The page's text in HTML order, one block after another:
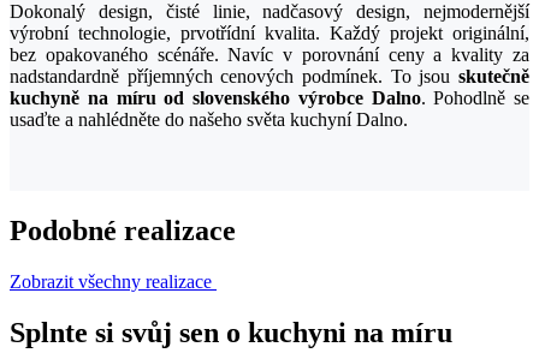
Dokonalý design, čisté linie, nadčasový design, nejmodernější
výrobní technologie, prvotřídní kvalita. Každý projekt originální,
bez opakovaného scénáře. Navíc v porovnání ceny a kvality za
nadstandardně příjemných cenových podmínek. To jsou skutečně
kuchyně na míru od slovenského výrobce Dalno. Pohodlně se
usaďte a nahlédněte do našeho světa kuchyní Dalno.
Podobné realizace
Zobrazit všechny realizace
Splnte si svůj sen o kuchyni na míru